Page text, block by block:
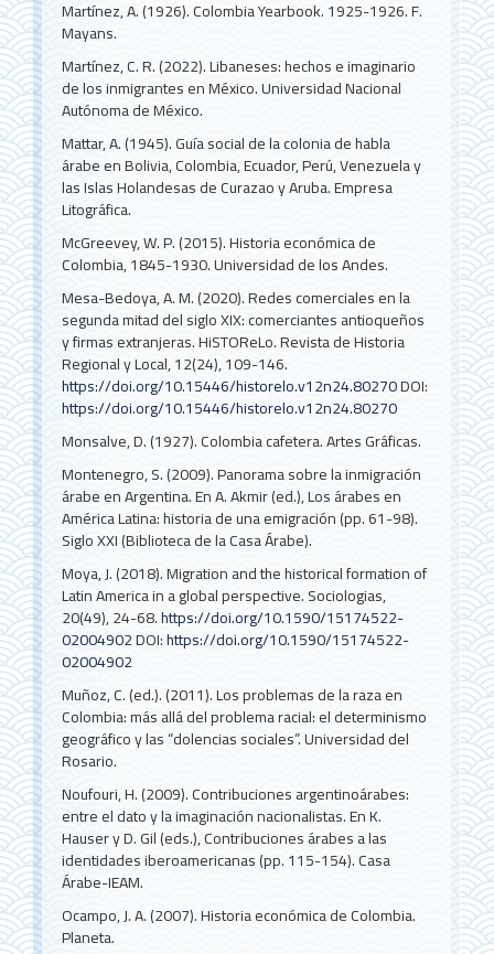
Martínez, A. (1926). Colombia Yearbook. 1925-1926. F.
Mayans.
Martínez, C. R. (2022). Libaneses: hechos e imaginario
de los inmigrantes en México. Universidad Nacional
Autónoma de México.
Mattar, A. (1945). Guía social de la colonia de habla
árabe en Bolivia, Colombia, Ecuador, Perú, Venezuela y
las Islas Holandesas de Curazao y Aruba. Empresa
Litográfica.
McGreevey, W. P. (2015). Historia económica de
Colombia, 1845-1930. Universidad de los Andes.
Mesa-Bedoya, A. M. (2020). Redes comerciales en la
segunda mitad del siglo XIX: comerciantes antioqueños
y firmas extranjeras. HiSTOReLo. Revista de Historia
Regional y Local, 12(24), 109-146.
https://doi.org/10.15446/historelo.v12n24.80270DOI:
https://doi.org/10.15446/historelo.v12n24.80270
Monsalve, D. (1927). Colombia cafetera. Artes Gráficas.
Montenegro, S. (2009). Panorama sobre la inmigración
árabe en Argentina. En A. Akmir (ed.), Los árabes en
América Latina: historia de una emigración (pp. 61-98).
Siglo XXI (Biblioteca de la Casa Árabe).
Moya, J. (2018). Migration and the historical formation of
Latin America in a global perspective. Sociologias,
20(49), 24-68.https://doi.org/10.1590/15174522-
02004902DOI:https://doi.org/10.1590/15174522-
02004902
Muñoz, C. (ed.). (2011). Los problemas de la raza en
Colombia: más allá del problema racial: el determinismo
geográfico y las “dolencias sociales”. Universidad del
Rosario.
Noufouri, H. (2009). Contribuciones argentinoárabes:
entre el dato y la imaginación nacionalistas. En K.
Hauser y D. Gil (eds.), Contribuciones árabes a las
identidades iberoamericanas (pp. 115-154). Casa
Árabe-IEAM.
Ocampo, J. A. (2007). Historia económica de Colombia.
Planeta.